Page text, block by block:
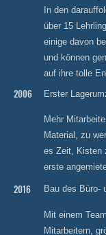
In den
über 15
einige davon
und können
auf ihre tolle
2006 Erster
Mehr
Material, zu
es Zeit, Kisten
erste
2016 Bau des Büro-
Mit einem
Mitarbeitern,